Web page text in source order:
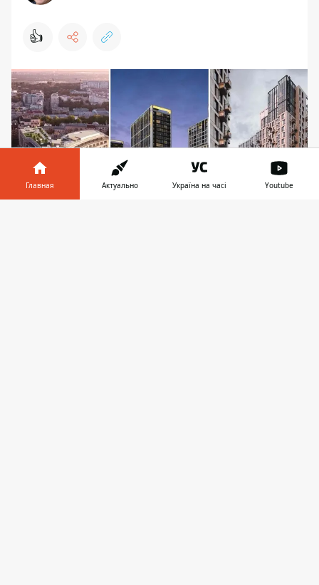
👍
Главная Актуально Україна на часі Youtube